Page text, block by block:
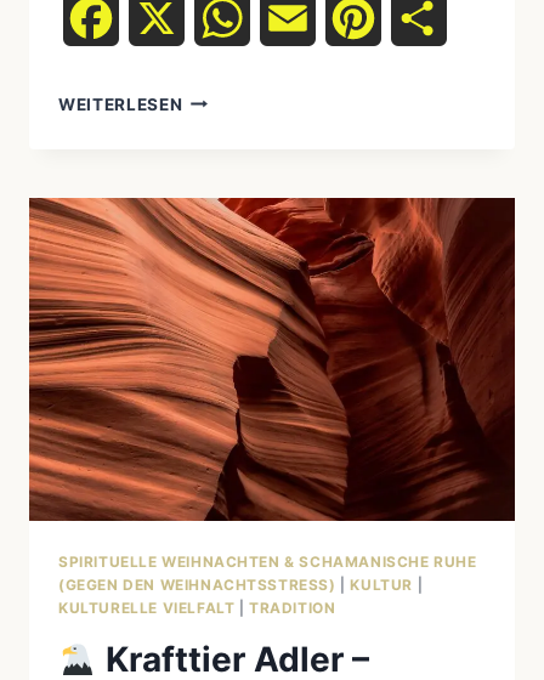
Facebook WhatsAppEmail Pinterest
WEITERLESEN
STÄRKE,
HEILUNG
&
SCHAMANISMUS
SPIRITUELLE WEIHNACHTEN & SCHAMANISCHE RUHE
(GEGEN DEN WEIHNACHTSSTRESS)
|KULTUR
KULTURELLE VIELFALT |TRADITION
Krafttier Adler –